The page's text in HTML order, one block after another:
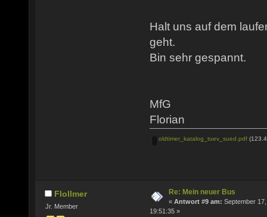
Halt uns auf dem
geht.
Bin sehr gespannt.
MfG
Florian
oldtimer_katalog_tuev_sued.pdf
Flollmer
Jr. Member
Re: Mein neuer Bus
« Antwort #9 am: September
19:51:35 »